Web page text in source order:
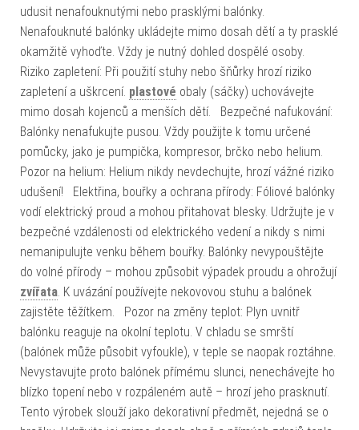
udusit nenafouknutými nebo prasklými balónky.
Nenafouknuté balónky ukládejte mimo dosah dětí a ty prasklé
okamžitě vyhoďte. Vždy je nutný dohled dospělé osoby.
Riziko zapletení: Při použití stuhy nebo šňůrky hrozí riziko
zapletení a uškrcení. plastové obaly (sáčky) uchovávejte
mimo dosah kojenců a menších dětí. Bezpečné nafukování:
Balónky nenafukujte pusou. Vždy použijte k tomu určené
pomůcky, jako je pumpička, kompresor, brčko nebo helium.
Pozor na helium: Helium nikdy nevdechujte, hrozí vážné riziko
udušení! Elektřina, bouřky a ochrana přírody: Fóliové balónky
vodí elektrický proud a mohou přitahovat blesky. Udržujte je v
bezpečné vzdálenosti od elektrického vedení a nikdy s nimi
nemanipulujte venku během bouřky. Balónky nevypouštějte
do volné přírody – mohou způsobit výpadek proudu a ohrožují
zvířata. K uvázání používejte nekovovou stuhu a balónek
zajistěte těžítkem. Pozor na změny teplot: Plyn uvnitř
balónku reaguje na okolní teplotu. V chladu se smrští
(balónek může působit vyfoukle), v teple se naopak roztáhne.
Nevystavujte proto balónek přímému slunci, nenechávejte ho
blízko topení nebo v rozpáleném autě – hrozí jeho prasknutí.
Tento výrobek slouží jako dekorativní předmět, nejedná se o